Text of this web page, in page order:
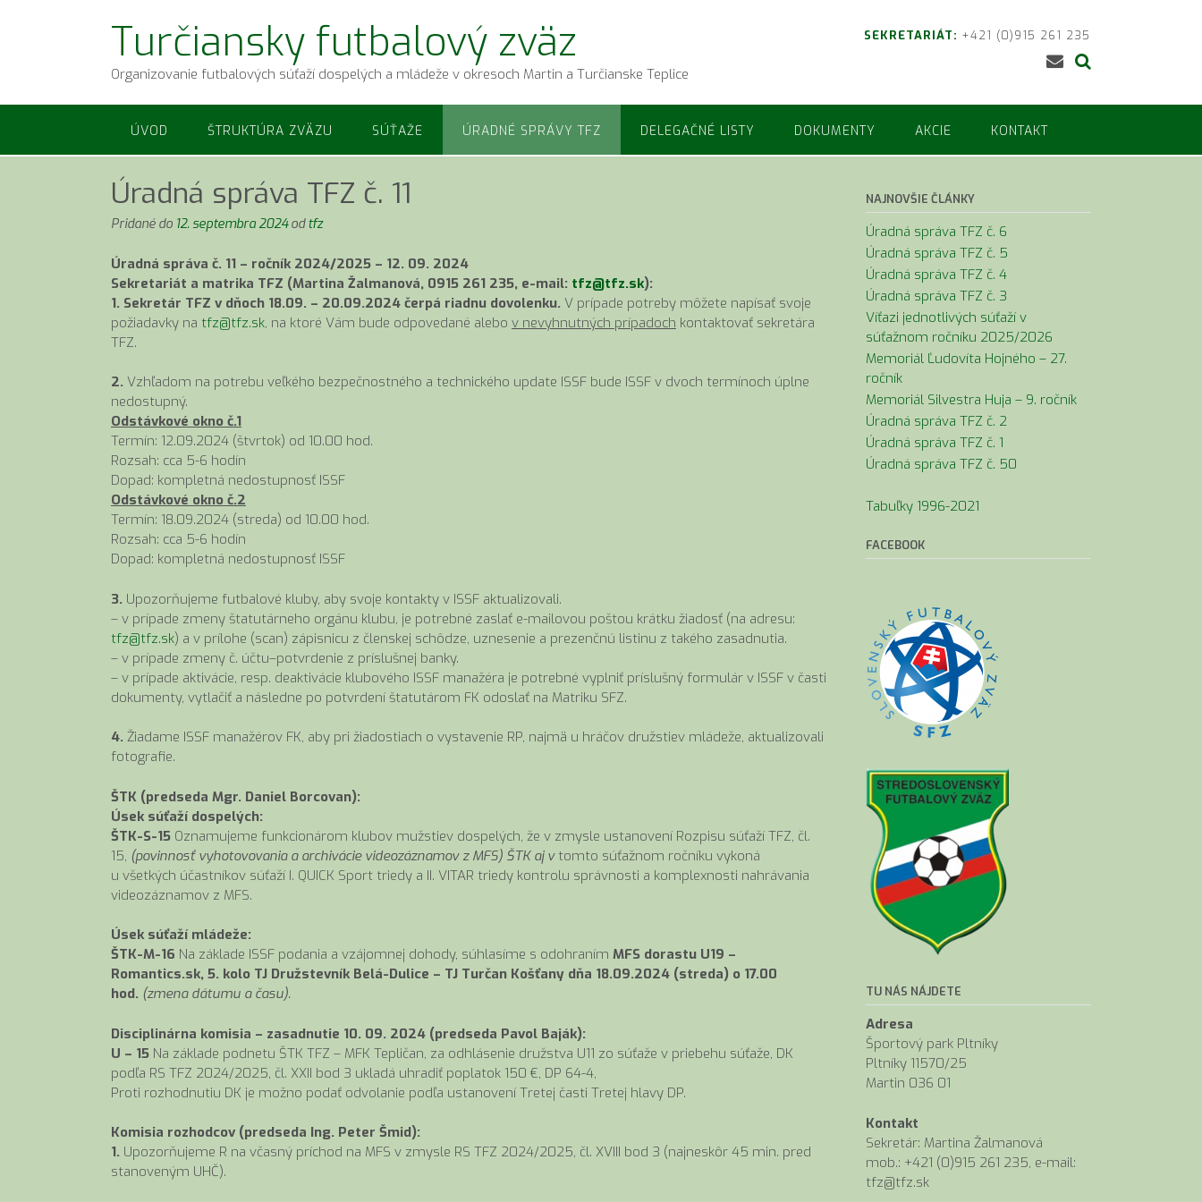
Turčiansky futbalový zväz
Organizovanie futbalových súťaží dospelých a mládeže v okresoch Martin a Turčianske Teplice
SEKRETARIÁT: +421 (0)915 261 235
ÚVOD ŠTRUKTÚRA ZVÄZU SÚŤAŽE ÚRADNÉ SPRÁVY TFZ DELEGAČNÉ LISTY DOKUMENTY AKCIE KONTAKT
Úradná správa TFZ č. 11
Pridané do 12. septembra 2024odtfz
Úradná správa č. 11 – ročník 2024/2025 – 12. 09. 2024
Sekretariát a matrika TFZ (Martina Žalmanová, 0915 261 235, e-mail: tfz@tfz.sk):
1. Sekretár TFZ v dňoch 18.09. – 20.09.2024 čerpá riadnu dovolenku. V prípade potreby môžete napísať svoje
požiadavky na tfz@tfz.sk, na ktoré Vám bude odpovedané alebo v nevyhnutných prípadoch kontaktovať sekretára
TFZ.
2. Vzhľadom na potrebu veľkého bezpečnostného a technického update ISSF bude ISSF v dvoch termínoch úplne
nedostupný.
Odstávkové okno č.1
Termín: 12.09.2024 (štvrtok) od 10.00 hod.
Rozsah: cca 5-6 hodín
Dopad: kompletná nedostupnosť ISSF
Odstávkové okno č.2
Termín: 18.09.2024 (streda) od 10.00 hod.
Rozsah: cca 5-6 hodín
Dopad: kompletná nedostupnosť ISSF
3. Upozorňujeme futbalové kluby, aby svoje kontakty v ISSF aktualizovali.
– v prípade zmeny štatutárneho orgánu klubu, je potrebné zaslať e-mailovou poštou krátku žiadosť (na adresu:
tfz@tfz.sk) a v prílohe (scan) zápisnicu z členskej schôdze, uznesenie a prezenčnú listinu z takého zasadnutia.
– v prípade zmeny č. účtu–potvrdenie z príslušnej banky.
– v prípade aktivácie, resp. deaktivácie klubového ISSF manažéra je potrebné vyplniť príslušný formulár v ISSF v časti
dokumenty, vytlačiť a následne po potvrdení štatutárom FK odoslať na Matriku SFZ.
4. Žiadame ISSF manažérov FK, aby pri žiadostiach o vystavenie RP, najmä u hráčov družstiev mládeže, aktualizovali
fotografie.
ŠTK (predseda Mgr. Daniel Borcovan):
Úsek súťaží dospelých:
ŠTK-S-15 Oznamujeme funkcionárom klubov mužstiev dospelých, že v zmysle ustanovení Rozpisu súťaží TFZ, čl.
15, (povinnosť vyhotovovania a archivácie videozáznamov z MFS) ŠTK aj v tomto súťažnom ročníku vykoná
u všetkých účastníkov súťaží I. QUICK Sport triedy a II. VITAR triedy kontrolu správnosti a komplexnosti nahrávania
videozáznamov z MFS.
Úsek súťaží mládeže:
ŠTK-M-16 Na základe ISSF podania a vzájomnej dohody, súhlasíme s odohraním MFS dorastu U19 –
Romantics.sk, 5. kolo TJ Družstevník Belá-Dulice – TJ Turčan Košťany dňa 18.09.2024 (streda) o 17.00
hod. (zmena dátumu a času).
Disciplinárna komisia – zasadnutie 10. 09. 2024 (predseda Pavol Baják):
U – 15 Na základe podnetu ŠTK TFZ – MFK Tepličan, za odhlásenie družstva U11 zo súťaže v priebehu súťaže, DK
podľa RS TFZ 2024/2025, čl. XXII bod 3 ukladá uhradiť poplatok 150 €, DP 64-4,
Proti rozhodnutiu DK je možno podať odvolanie podľa ustanovení Tretej časti Tretej hlavy DP.
Komisia rozhodcov (predseda Ing. Peter Šmid):
1. Upozorňujeme R na včasný príchod na MFS v zmysle RS TFZ 2024/2025, čl. XVIII bod 3 (najneskôr 45 min. pred
stanoveným UHČ).
NAJNOVŠIE ČLÁNKY
Úradná správa TFZ č. 6
Úradná správa TFZ č. 5
Úradná správa TFZ č. 4
Úradná správa TFZ č. 3
Víťazi jednotlivých súťaží v
súťažnom ročníku 2025/2026
Memoriál Ľudovíta Hojného – 27.
ročník
Memoriál Silvestra Huja – 9. ročník
Úradná správa TFZ č. 2
Úradná správa TFZ č. 1
Úradná správa TFZ č. 50
Tabuľky 1996-2021
FACEBOOK
TU NÁS NÁJDETE
Adresa
Športový park Pltníky
Pltníky 11570/25
Martin 036 01
Kontakt
Sekretár: Martina Žalmanová
mob.: +421 (0)915 261 235, e-mail:
tfz@tfz.sk